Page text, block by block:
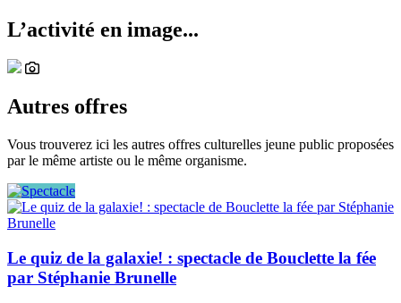
L’activité en image...
Autres offres
Vous trouverez ici les autres offres culturelles jeune public proposées
par le même artiste ou le même organisme.
Le quiz de la galaxie! : spectacle de Bouclette la fée
par Stéphanie Brunelle